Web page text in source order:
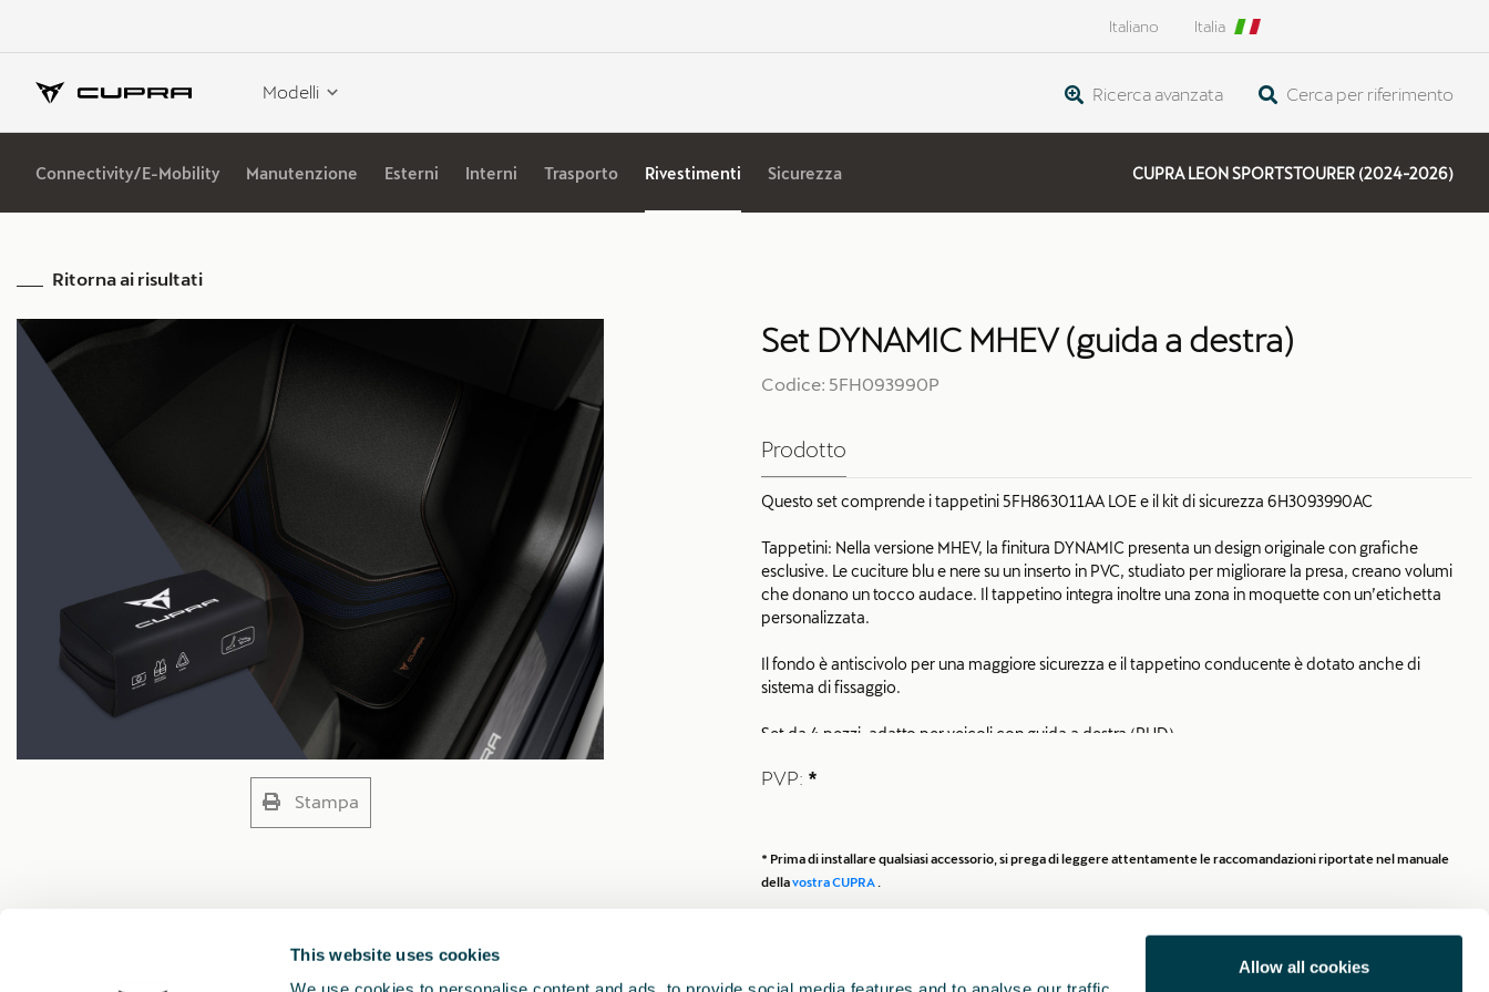
This website uses cookies
Allow all cookies
Italiano Italia
Modelli Ricerca avanzata Cerca per riferimento
Connectivity/E-Mobility Manutenzione Esterni Interni Trasporto Rivestimenti Sicurezza CUPRA LEON SPORTSTOURER (2024-2026)
Ritorna ai risultati
Stampa
Set DYNAMIC MHEV (guida a destra)
Codice: 5FH093990P
Prodotto
Questo set comprende i tappetini 5FH863011AA LOE e il kit di sicurezza 6H3093990AC
Tappetini: Nella versione MHEV, la finitura DYNAMIC presenta un design originale con grafiche
esclusive. Le cuciture blu e nere su un inserto in PVC, studiato per migliorare la presa, creano volumi
che donano un tocco audace. Il tappetino integra inoltre una zona in moquette con un’etichetta
personalizzata.
Il fondo è antiscivolo per una maggiore sicurezza e il tappetino conducente è dotato anche di
sistema di fissaggio.
Set da 4 pezzi, adatto per veicoli con guida a destra (RHD).
I tappetini contengono almeno il 40% di filato in nylon riciclato ECONYL® (nylon ottenuto da reti da
Kit di sicurezza: Viaggia in tutta tranquillità grazie al kit di emergenza che comprende un mini
triangolo di segnalazione, un gilet catarifrangente e un kit di pronto soccorso grande. Facilmente
PVP: *
* Prima di installare qualsiasi accessorio, si prega di leggere attentamente le raccomandazioni riportate nel manuale
dellavostra CUPRA